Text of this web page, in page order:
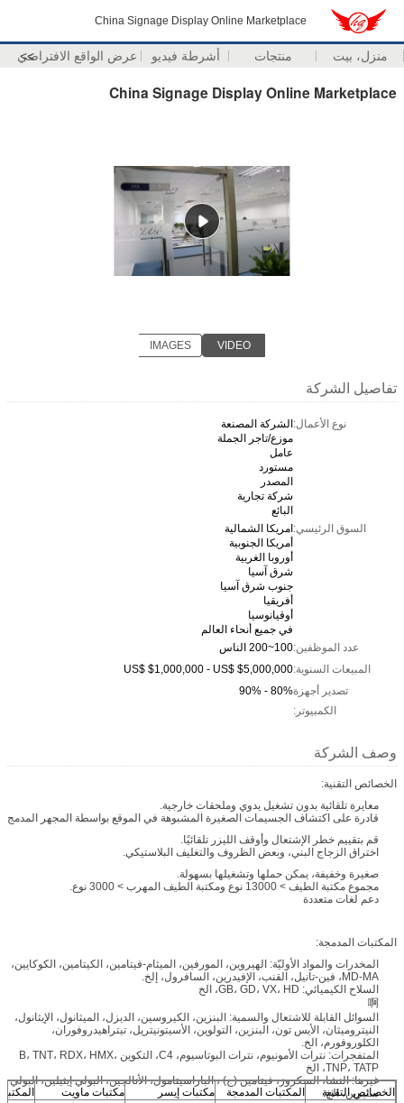
China Signage Display Online Marketplace
منزل، بيت منتجات أشرطة فيديو عرض الواقع الافتراضي
>>
China Signage Display Online Marketplace
VIDEO
IMAGES
تفاصيل الشركة
نوع الأعمال:الشركة المصنعة
موزع/تاجر الجملة
عامل
مستورد
المصدر
شركة تجارية
البائع
السوق الرئيسي:امريكا الشمالية
أمريكا الجنوبية
أوروبا الغربية
شرق آسيا
جنوب شرق آسيا
أفريقيا
أوقيانوسيا
في جميع أنحاء العالم
عدد الموظفين:100~200 الناس
المبيعات السنوية:US$ $1,000,000 - US$ $5,000,000
تصدير أجهزة
الكمبيوتر:
80% - 90%
وصف الشركة
الخصائص التقنية:
معايرة تلقائية بدون تشغيل يدوي وملحقات خارجية.
قادرة على اكتشاف الجسيمات الصغيرة المشبوهة في الموقع بواسطة المجهر المدمج
قم بتقييم خطر الإشتعال وأوقف الليزر تلقائيًا.
اختراق الزجاج البني، وبعض الظروف والتغليف البلاستيكي.
صغيرة وخفيفة، يمكن حملها وتشغيلها بسهولة.
مجموع مكتبة الطيف > 13000 نوع ومكتبة الطيف المهرب > 3000 نوع.
دعم لغات متعددة
المكتبات المدمجة:
المخدرات والمواد الأوليّة: الهيروين، المورفين، الميثام-فيتامين، الكيتامين، الكوكايين،
MD-MA، فين-تانيل، القنب، الإفيدرين، السافرول، إلخ.
السلاح الكيميائي: GB، GD، VX، HD، الخ
啊
السوائل القابلة للاشتعال والسمية: البنزين، الكيروسين، الديزل، الميثانول، الإيثانول،
النيتروميثان، الأيس تون، البنزين، التولوين، الأسيتونيتريل، تيتراهيدروفوران،
الكلوروفورم، الخ.
المتفجرات: نترات الأمونيوم، نترات البوتاسيوم، C4، التكوين B، TNT، RDX، HMX،
TNP، TATP، الخ
غيرها: النشا، السكروز، فيتامين (ج) ، الباراسيتامول، الأنالجين، البولي إيثيلين، البولي
ستيرين، الخ.
الخصائص التقنية المكتبات المدمجة مكتبات إيسر مكتبات ماويت